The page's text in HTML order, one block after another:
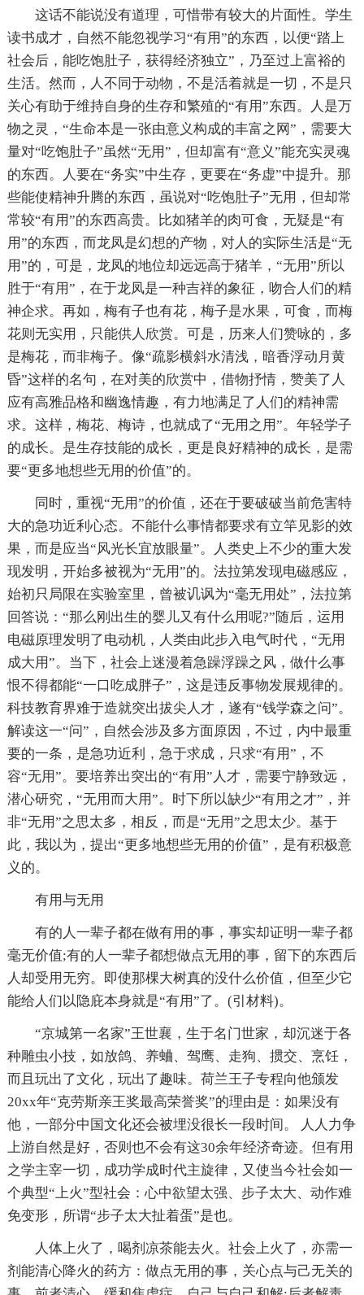
这话不能说没有道理，可惜带有较大的片面性。学生
读书成才，自然不能忽视学习“有用”的东西，以便“踏上
社会后，能吃饱肚子，获得经济独立”，乃至过上富裕的
生活。然而，人不同于动物，不是活着就是一切，不是只
关心有助于维持自身的生存和繁殖的“有用”东西。人是万
物之灵，“生命本是一张由意义构成的丰富之网”，需要大
量对“吃饱肚子”虽然“无用”，但却富有“意义”能充实灵魂
的东西。人要在“务实”中生存，更要在“务虚”中提升。那
些能使精神升腾的东西，虽说对“吃饱肚子”无用，但却常
常较“有用”的东西高贵。比如猪羊的肉可食，无疑是“有
用”的东西，而龙凤是幻想的产物，对人的实际生活是“无
用”的，可是，龙凤的地位却远远高于猪羊，“无用”所以
胜于“有用”，在于龙凤是一种吉祥的象征，吻合人们的精
神企求。再如，梅有子也有花，梅子是水果，可食，而梅
花则无实用，只能供人欣赏。可是，历来人们赞咏的，多
是梅花，而非梅子。像“疏影横斜水清浅，暗香浮动月黄
昏”这样的名句，在对美的欣赏中，借物抒情，赞美了人
应有高雅品格和幽逸情趣，有力地满足了人们的精神需
求。这样，梅花、梅诗，也就成了“无用之用”。年轻学子
的成长。是生存技能的成长，更是良好精神的成长，是需
要“更多地想些无用的价值”的。
同时，重视“无用”的价值，还在于要破破当前危害特
大的急功近利心态。不能什么事情都要求有立竿见影的效
果，而是应当“风光长宜放眼量”。人类史上不少的重大发
现发明，开始多被视为“无用”的。法拉第发现电磁感应，
始初只局限在实验室里，曾被讥讽为“毫无用处”，法拉第
回答说：“那么刚出生的婴儿又有什么用呢?”随后，运用
电磁原理发明了电动机，人类由此步入电气时代，“无用
成大用”。当下，社会上迷漫着急躁浮躁之风，做什么事
恨不得都能“一口吃成胖子”，这是违反事物发展规律的。
科技教育界难于造就突出拔尖人才，遂有“钱学森之问”。
解读这一“问”，自然会涉及多方面原因，不过，内中最重
要的一条，是急功近利，急于求成，只求“有用”，不
容“无用”。要培养出突出的“有用”人才，需要宁静致远，
潜心研究，“无用而大用”。时下所以缺少“有用之才”，并
非“无用”之思太多，相反，而是“无用”之思太少。基于
此，我以为，提出“更多地想些无用的价值”，是有积极意
义的。
有用与无用
有的人一辈子都在做有用的事，事实却证明一辈子都
毫无价值;有的人一辈子都想做点无用的事，留下的东西后
人却受用无穷。即使那棵大树真的没什么价值，但至少它
能给人们以隐庇本身就是“有用”了。(引材料)。
“京城第一名家”王世襄，生于名门世家，却沉迷于各
种雕虫小技，如放鸽、养蛐、驾鹰、走狗、掼交、烹饪，
而且玩出了文化，玩出了趣味。荷兰王子专程向他颁发
20xx年“克劳斯亲王奖最高荣誉奖”的理由是：如果没有
他，一部分中国文化还会被埋没很长一段时间。 人人力争
上游自然是好，否则也不会有这30余年经济奇迹。但有用
之学主宰一切，成功学成时代主旋律，又使当今社会如一
个典型“上火”型社会：心中欲望太强、步子太大、动作难
免变形，所谓“步子太大扯着蛋”是也。
人体上火了，喝剂凉茶能去火。社会上火了，亦需一
剂能清心降火的药方：做点无用的事，关心点与己无关的